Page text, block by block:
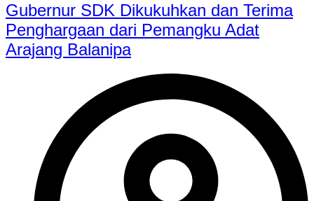
Gubernur SDK Dikukuhkan dan Terima
Penghargaan dari Pemangku Adat
Arajang Balanipa